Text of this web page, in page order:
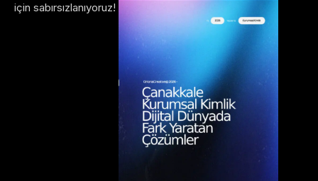
için sabırsızlanıyoruz!